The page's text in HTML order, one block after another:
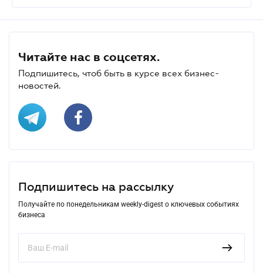
Читайте нас в соцсетях.
Подпишитесь, чтоб быть в курсе всех бизнес-
новостей.
Подпишитесь на рассылку
Получайте по понедельникам weekly-digest о ключевых событиях
бизнеса